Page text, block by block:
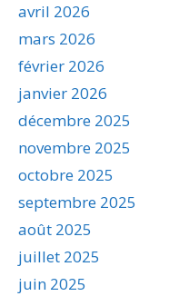
avril 2026
mars 2026
février 2026
janvier 2026
décembre 2025
novembre 2025
octobre 2025
septembre 2025
août 2025
juillet 2025
juin 2025